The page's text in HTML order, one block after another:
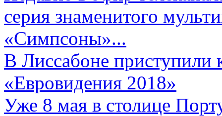
серия знаменитого
«Симпсоны»...
В Лиссабоне приступили
«Евровидения 2018»
Уже 8 мая в столице